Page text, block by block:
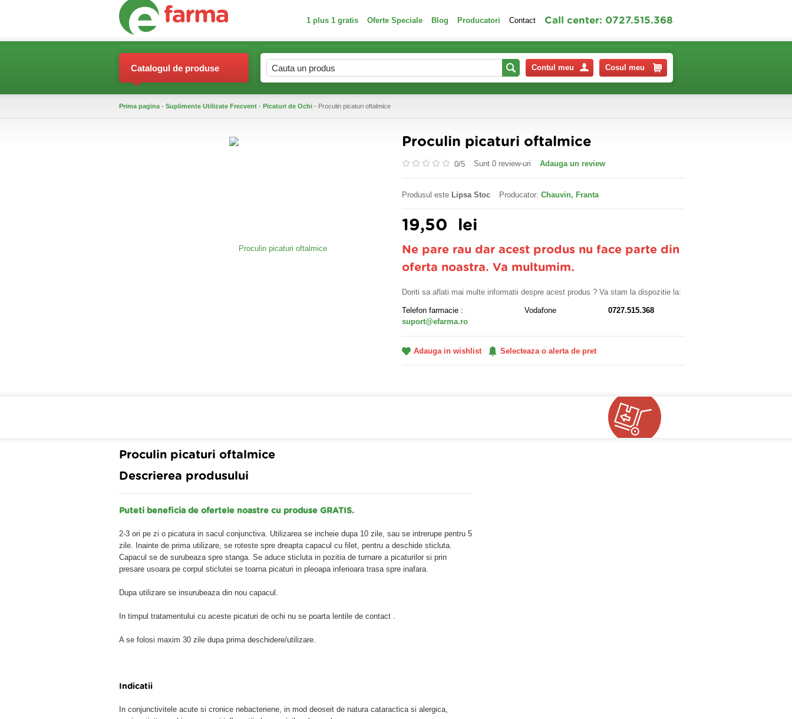
1 plus 1 gratis Oferte Speciale Blog Producatori Contact Call center: 0727.515.368
Catalogul de produse Contul meu Cosul meu
Prima pagina - Suplimente Utilizate Frecvent - Picaturi de Ochi - Proculin picaturi oftalmice
Proculin picaturi oftalmice
0/5 Sunt 0 review-uri Adauga un review
Produsul este Lipsa Stoc Producator: Chauvin, Franta
19,50 lei
Ne pare rau dar acest produs nu face parte din
oferta noastra. Va multumim.
Doriti sa aflati mai multe informatii despre acest produs ? Va stam la dispozitie la:
Telefon farmacie : Vodafone
0727.515.368
suport@efarma.ro
Adauga in wishlist Selecteaza o alerta de pret
Proculin picaturi oftalmice
Descrierea produsului
Puteti beneficia de ofertele noastre cu produse GRATIS.
2-3 ori pe zi o picatura in sacul conjunctiva. Utilizarea se incheie dupa 10 zile, sau se intrerupe pentru 5
zile. Inainte de prima utilizare, se roteste spre dreapta capacul cu filet, pentru a deschide sticluta.
Capacul se de surubeaza spre stanga. Se aduce sticluta in pozitia de turnare a picaturilor si prin
presare usoara pe corpul sticlutei se toarna picaturi in pleoapa inferioara trasa spre inafara.
Dupa utilizare se insurubeaza din nou capacul.
In timpul tratamentului cu aceste picaturi de ochi nu se poarta lentile de contact .
A se folosi maxim 30 zile dupa prima deschidere/utilizare.
Indicatii
In conjunctivitele acute si cronice nebacteriene, in mod deoseit de natura cataractica si alergica,